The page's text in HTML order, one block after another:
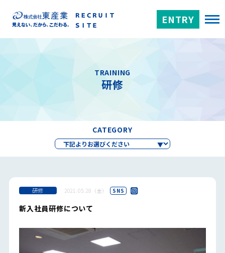
ENTRY
TRAINING
研修
CATEGORY
研修 2021.05.28（金） SNS
新入社員研修について